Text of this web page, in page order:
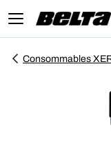
Consommables